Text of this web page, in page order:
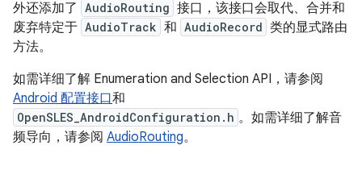
外还添加了 AudioRouting 接口，该接口会取代、合并和
废弃特定于 AudioTrack 和 AudioRecord 类的显式路由
方法。
如需详细了解 Enumeration and Selection API，请参阅
Android 配置接口和
OpenSLES_AndroidConfiguration.h 。如需详细了解音
频导向，请参阅 AudioRouting。